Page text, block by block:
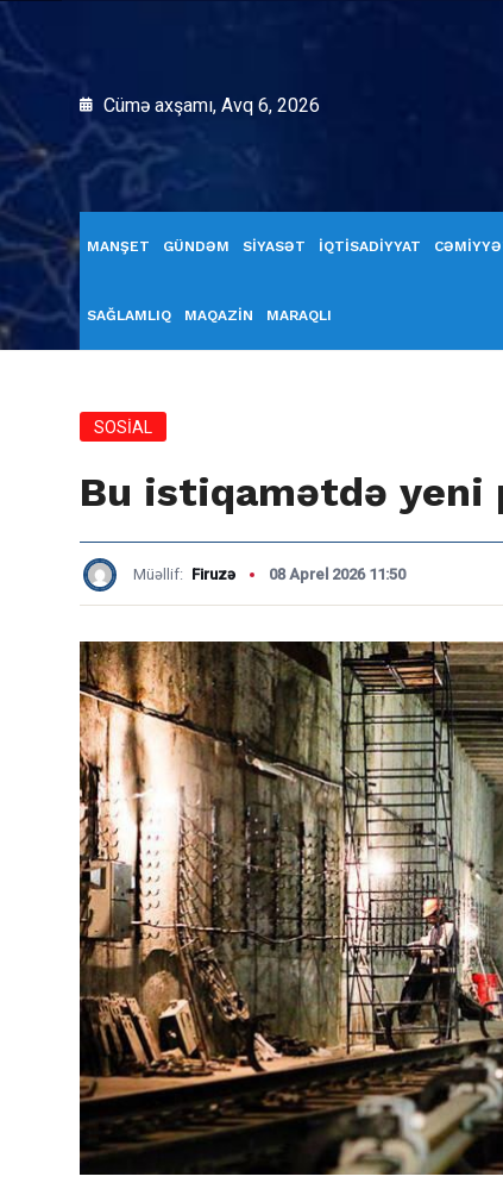
Cümə axşamı, Avq 6, 2026
MANŞET GÜNDƏM SİYASƏT İQTİSADİYYAT
SAĞLAMLIQ MAQAZİN MARAQLI
SOSİAL
Bu istiqamətdə yeni
Müəllif: Firuzə 08 Aprel 2026 11:50